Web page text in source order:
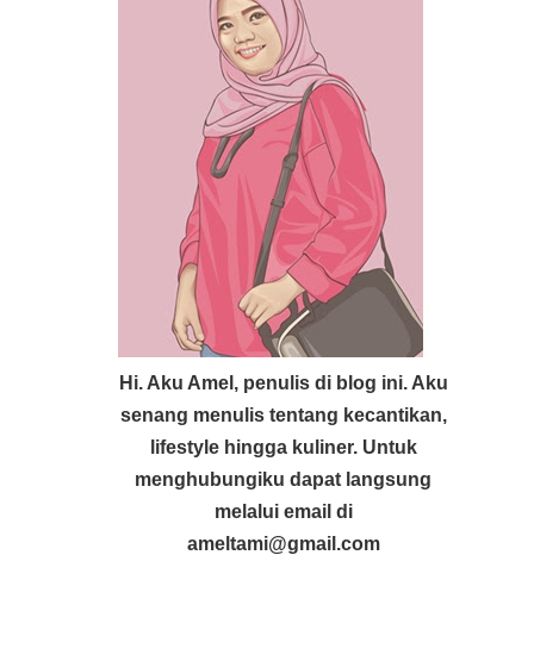
Hi. Aku Amel, penulis di blog ini. Aku
senang menulis tentang kecantikan,
lifestyle hingga kuliner. Untuk
menghubungiku dapat langsung
melalui email di
ameltami@gmail.com